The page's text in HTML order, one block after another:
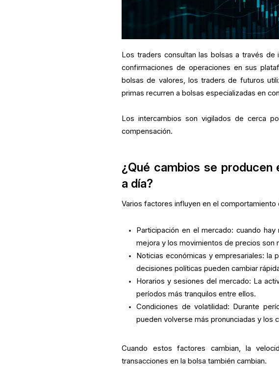
Los traders consultan las bolsas a través
confirmaciones de operaciones en sus
bolsas de valores, los traders de futuros
primas recurren a bolsas especializadas en
Los intercambios son vigilados de cerca
compensación.
¿Qué cambios se producen
a día?
Varios factores influyen en el
Participación en el mercado: cuando
mejora y los movimientos de precios son
Noticias económicas y empresariales: la
decisiones políticas pueden cambiar
Horarios y sesiones del mercado: La
períodos más tranquilos entre ellos.
Condiciones de volatilidad: Durante
pueden volverse más pronunciadas y los
Cuando estos factores cambian, la
transacciones en la bolsa también cambian.